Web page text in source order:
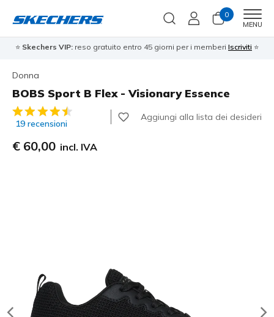
0
MENU
⭐ Skechers VIP: reso gratuito entro 45 giorni per i memberi Iscriviti ⭐
Donna
BOBS Sport B Flex - Visionary Essence
Valutazione cliente 3,2 su 5
19 recensioni
Aggiungi alla lista dei desideri
€ 60,00 incl. IVA